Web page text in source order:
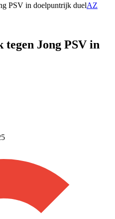
AZ
tegen Jong PSV in